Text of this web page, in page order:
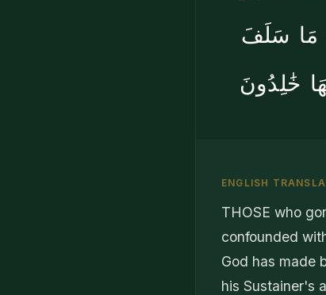
مَا سَلَفَ
خَٰلِدُونَ
ENGLISH
THOSE who
confounded
God has made
his Sustainer's